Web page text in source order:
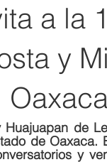
a la
y
Huajuapan de
de Oaxaca.
y